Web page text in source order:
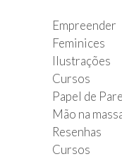
Empreender
Feminices
Ilustrações
Cursos
Papel de
Mão na
Resenhas
Cursos